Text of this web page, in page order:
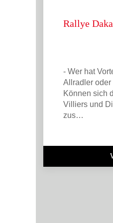
Rallye
- Wer hat
Allradler oder
Können sich
Villiers und
zus…